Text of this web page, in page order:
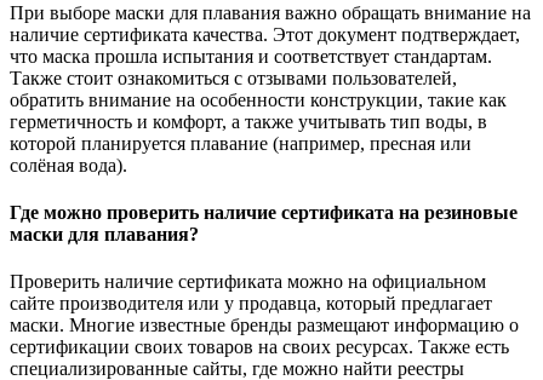
При выборе маски для плавания важно обращать внимание на
наличие сертификата качества. Этот документ подтверждает,
что маска прошла испытания и соответствует стандартам.
Также стоит ознакомиться с отзывами пользователей,
обратить внимание на особенности конструкции, такие как
герметичность и комфорт, а также учитывать тип воды, в
которой планируется плавание (например, пресная или
солёная вода).
Где можно проверить наличие сертификата на резиновые
маски для плавания?
Проверить наличие сертификата можно на официальном
сайте производителя или у продавца, который предлагает
маски. Многие известные бренды размещают информацию о
сертификации своих товаров на своих ресурсах. Также есть
специализированные сайты, где можно найти реестры